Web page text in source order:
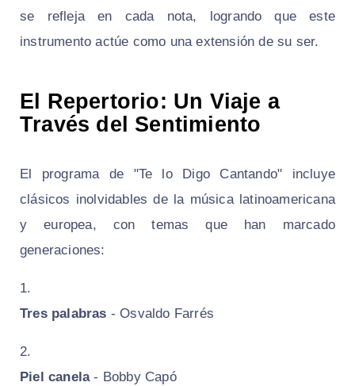
se refleja en cada nota, logrando que este
instrumento actúe como una extensión de su ser.
El Repertorio: Un Viaje a
Través del Sentimiento
El programa de "Te lo Digo Cantando" incluye
clásicos inolvidables de la música latinoamericana
y europea, con temas que han marcado
generaciones:
Tres palabras - Osvaldo Farrés
Piel canela- Bobby Capó